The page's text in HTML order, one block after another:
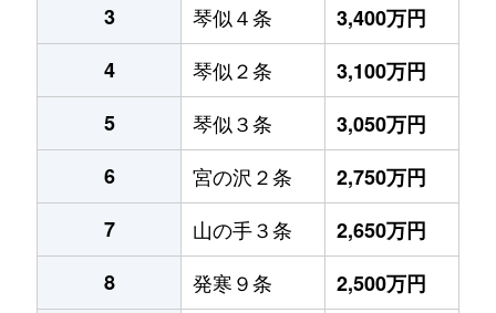
3
琴似４条
3,400万円
4
琴似２条
3,100万円
5
琴似３条
3,050万円
6
宮の沢２条
2,750万円
7
山の手３条
2,650万円
8
発寒９条
2,500万円